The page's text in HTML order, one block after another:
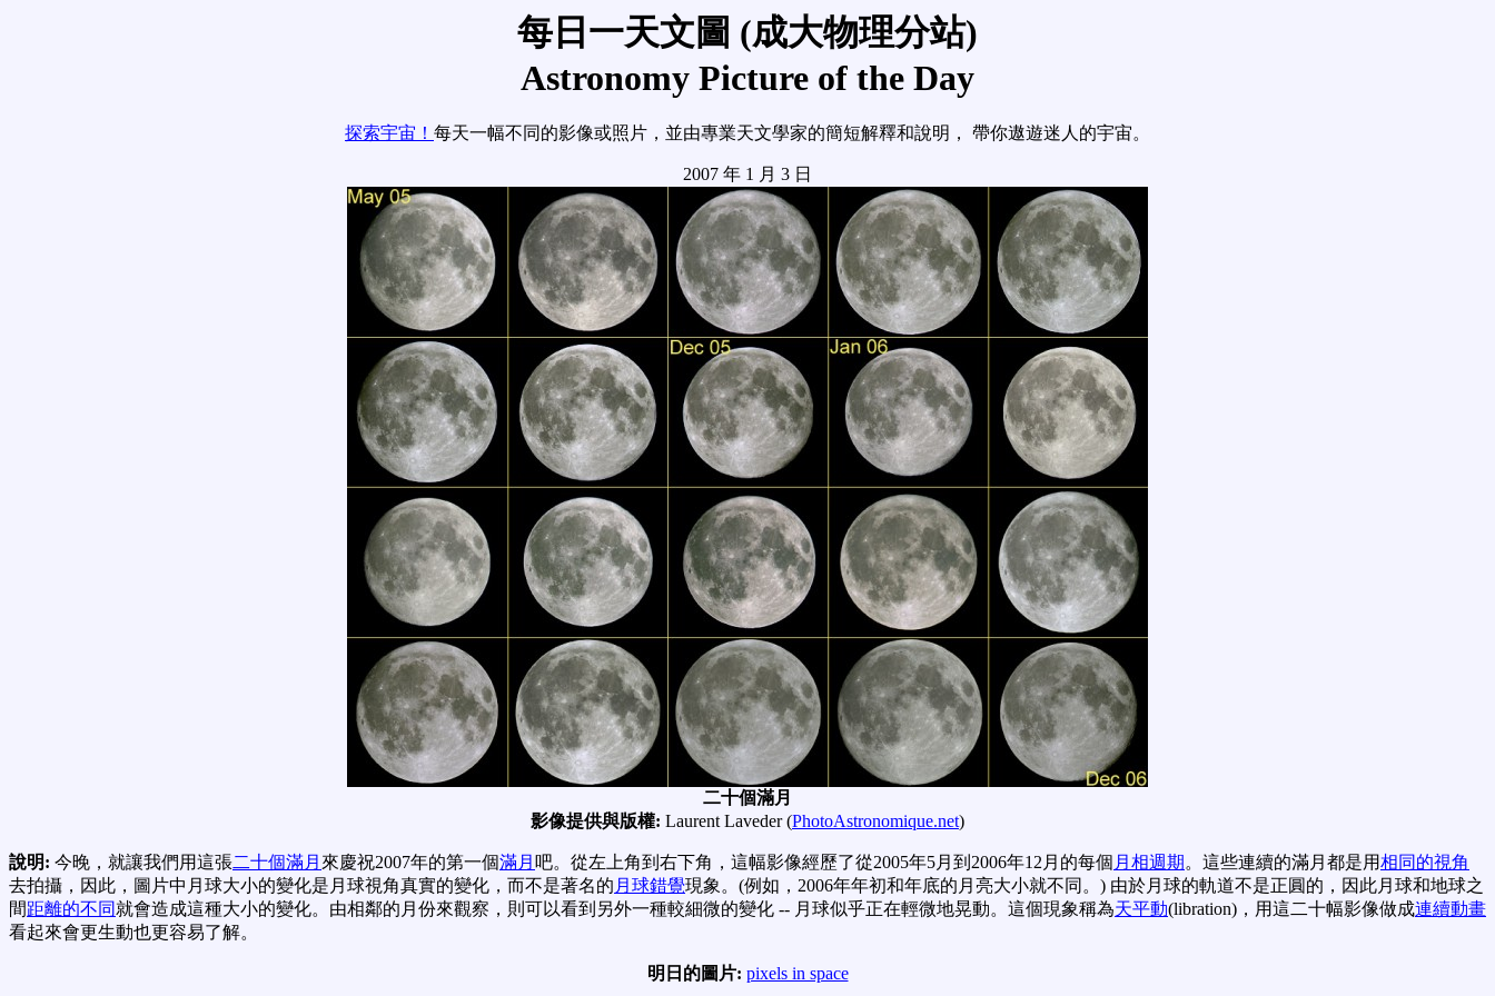
每日一天文圖 (成大物理分站)
Astronomy Picture of the Day
探索宇宙！ 每天一幅不同的影像或照片，並由專業天文學家的簡短解釋和說明， 帶你遨遊迷人的宇宙。
2007 年 1 月 3 日
二十個滿月
影像提供與版權: Laurent Laveder (PhotoAstronomique.net)
說明: 今晚，就讓我們用這張二十個滿月 來慶祝2007年的第一個滿月 吧。從左上角到右下角，這幅影像經歷了從2005年5月到2006年12月的每個月相週期。這些連續的滿月都是用相同的視角
去拍攝，因此，圖片中月球大小的變化是月球視角真實的變化，而不是著名的月球錯覺現象。(例如，2006年年初和年底的月亮大小就不同。) 由於月球的軌道不是正圓的，因此月球和地球之
間距離的不同就會造成這種大小的變化。由相鄰的月份來觀察，則可以看到另外一種較細微的變化 -- 月球似乎正在輕微地晃動。這個現象稱為天平動(libration)，用這二十幅影像做成連續動畫
看起來會更生動也更容易了解。
明日的圖片: pixels in space